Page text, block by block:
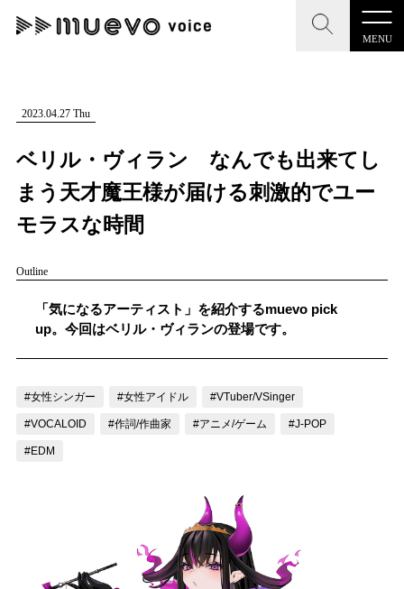
MENU
CLOSE
記事を検索する
#男性シンガー #HR/HM #女性シンガー
CLOSE
"読者の声を形にする”音楽特化メディア
記事一覧
プレスリリース一覧
お問い合わせ
記事リクエスト
muevoクラウドファンディング
2023.04.27 Thu
ベリル・ヴィラン なんでも出来てし
まう天才魔王様が届ける刺激的でユー
モラスな時間
Outline
「気になるアーティスト」を紹介するmuevo pick
up。今回はベリル・ヴィランの登場です。
#女性シンガー #女性アイドル #VTuber/VSinger
#VOCALOID #作詞/作曲家 #アニメ/ゲーム #J-POP
#EDM